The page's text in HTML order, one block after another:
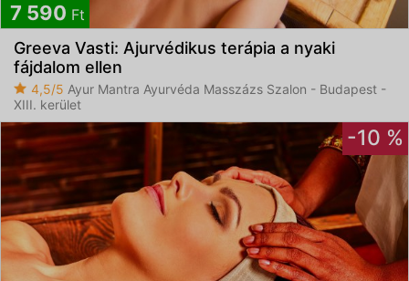
7 590 Ft
Greeva Vasti: Ajurvédikus terápia a nyaki
fájdalom ellen
4,5/5 Ayur Mantra Ayurvéda Masszázs Szalon - Budapest -
XIII. kerület
-10 %